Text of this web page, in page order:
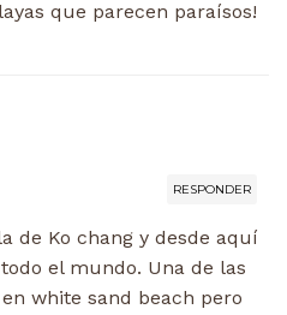
que parecen paraísos!
RESPONDER
de Ko chang y desde aquí
el mundo. Una de las
white sand beach pero